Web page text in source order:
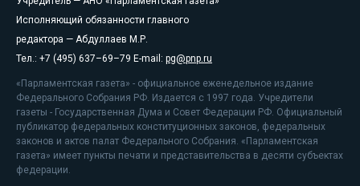
Исполняющий обязанности главного
редактора — Абдуллаев М.Р.
Тел.: +7 (495) 637–69–79 E-mail: pg@pnp.ru
«Парламентская газета» - официальное еженедельное издание
Федерального Собрания РФ. Издается с 1997 года. Учредители
газеты - Государственная Дума и Совет Федерации РФ. Официальный
публикатор федеральных конституционных законов, федеральных
законов и актов палат Федерального Собрания. «Парламентская
газета» имеет пункты печати и представительства в десяти субъектах
федерации.